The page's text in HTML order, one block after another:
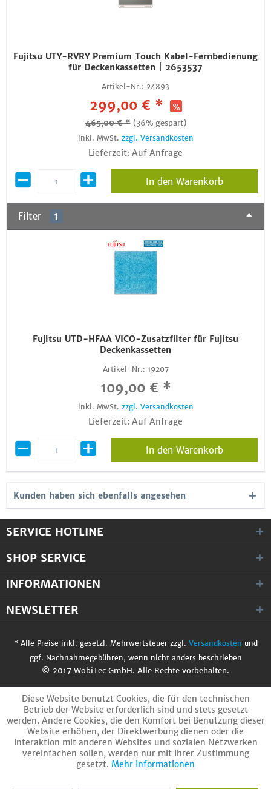
Fujitsu UTY-RVRY Premium Touch Kabel-Fernbedienung
für Deckenkassetten | 2653537
Artikel-Nr.: 24893
299,00 € *
465,00 € * (36% gespart)
inkl. MwSt. zzgl. Versandkosten
Lieferzeit: Auf Anfrage
In den Warenkorb
Filter 1
Fujitsu UTD-HFAA VICO-Zusatzfilter für Fujitsu
Deckenkassetten
Artikel-Nr.: 19207
109,00 € *
inkl. MwSt. zzgl. Versandkosten
Lieferzeit: Auf Anfrage
In den Warenkorb
Kunden haben sich ebenfalls angesehen
SERVICE HOTLINE
SHOP SERVICE
INFORMATIONEN
NEWSLETTER
* Alle Preise inkl. gesetzl. Mehrwertsteuer zzgl. Versandkosten und
ggf. Nachnahmegebühren, wenn nicht anders beschrieben
© 2017 WobiTec GmbH. Alle Rechte vorbehalten.
Diese Website benutzt Cookies, die für den technischen
Betrieb der Website erforderlich sind und stets gesetzt
werden. Andere Cookies, die den Komfort bei Benutzung dieser
Website erhöhen, der Direktwerbung dienen oder die
Interaktion mit anderen Websites und sozialen Netzwerken
vereinfachen sollen, werden nur mit Ihrer Zustimmung
gesetzt. Mehr Informationen